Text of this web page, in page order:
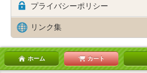
プライバシーポリシー
リンク集
ホーム カート